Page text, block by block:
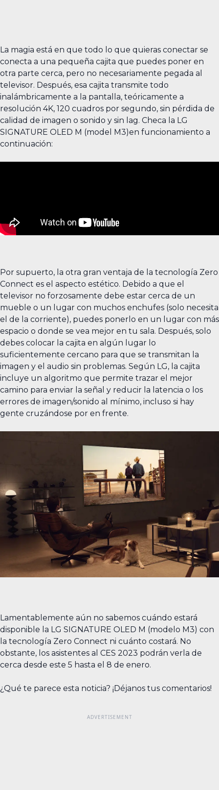
La magia está en que todo lo que quieras conectar se
conecta a una pequeña cajita que puedes poner en
otra parte cerca, pero no necesariamente pegada al
televisor. Después, esa cajita transmite todo
inalámbricamente a la pantalla, teóricamente a
resolución 4K, 120 cuadros por segundo, sin pérdida de
calidad de imagen o sonido y sin lag. Checa la LG
SIGNATURE OLED M (model M3)en funcionamiento a
continuación:
Por supuerto, la otra gran ventaja de la tecnología Zero
Connect es el aspecto estético. Debido a que el
televisor no forzosamente debe estar cerca de un
mueble o un lugar con muchos enchufes (solo necesita
el de la corriente), puedes ponerlo en un lugar con más
espacio o donde se vea mejor en tu sala. Después, solo
debes colocar la cajita en algún lugar lo
suficientemente cercano para que se transmitan la
imagen y el audio sin problemas. Según LG, la cajita
incluye un algoritmo que permite trazar el mejor
camino para enviar la señal y reducir la latencia o los
errores de imagen/sonido al mínimo, incluso si hay
gente cruzándose por en frente.
Lamentablemente aún no sabemos cuándo estará
disponible la LG SIGNATURE OLED M (modelo M3) con
la tecnología Zero Connect ni cuánto costará. No
obstante, los asistentes al CES 2023 podrán verla de
cerca desde este 5 hasta el 8 de enero.
¿Qué te parece esta noticia? ¡Déjanos tus comentarios!